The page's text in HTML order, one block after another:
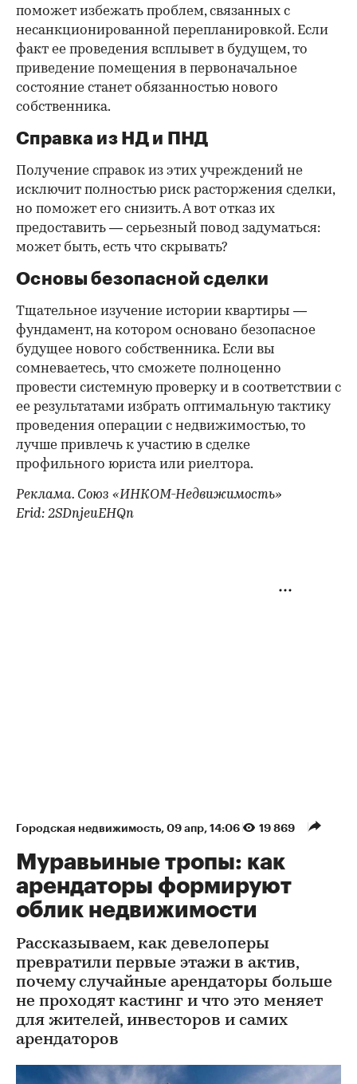
поможет избежать проблем, связанных с
несанкционированной перепланировкой. Если
факт ее проведения всплывет в будущем, то
приведение помещения в первоначальное
состояние станет обязанностью нового
собственника.
Справка из НД и ПНД
Получение справок из этих учреждений не
исключит полностью риск расторжения сделки,
но поможет его снизить. А вот отказ их
предоставить — серьезный повод задуматься:
может быть, есть что скрывать?
Основы безопасной сделки
Тщательное изучение истории квартиры —
фундамент, на котором основано безопасное
будущее нового собственника. Если вы
сомневаетесь, что сможете полноценно
провести системную проверку и в соответствии с
ее результатами избрать оптимальную тактику
проведения операции с недвижимостью, то
лучше привлечь к участию в сделке
профильного юриста или риелтора.
Реклама. Союз «ИНКОМ-Недвижимость»
Erid: 2SDnjeuEHQn
Городская недвижимость 09 апр, 14:06 19 869
Муравьиные тропы: как
арендаторы формируют
облик недвижимости
Рассказываем, как девелоперы
превратили первые этажи в актив,
почему случайные арендаторы больше
не проходят кастинг и что это меняет
для жителей, инвесторов и самих
арендаторов